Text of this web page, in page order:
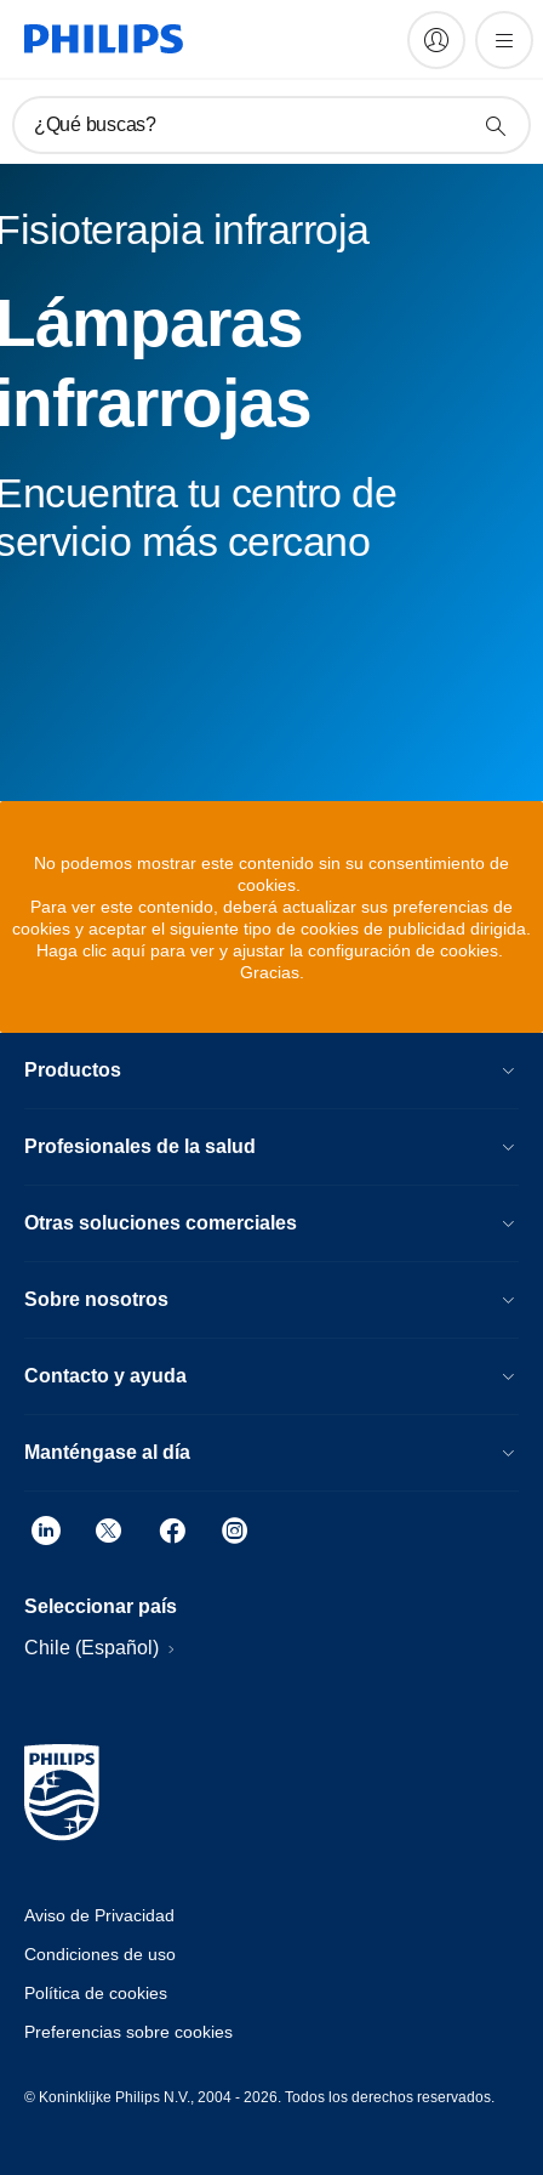
¿Qué buscas?
infrarroja
tu centro de
más cercano
No podemos mostrar este contenido sin su consentimiento de
cookies.
Para ver este contenido, deberá actualizar sus preferencias de
cookies y aceptar el siguiente tipo de cookies de publicidad dirigida.
Haga clic aquí para ver y ajustar la configuración de cookies.
Gracias.
Productos
Profesionales de la salud
Otras soluciones comerciales
Sobre nosotros
Contacto y ayuda
Manténgase al día
Seleccionar país
Chile (Español)
Aviso de Privacidad
Condiciones de uso
Política de cookies
Preferencias sobre cookies
© Koninklijke Philips N.V., 2004 - 2026. Todos los derechos reservados.